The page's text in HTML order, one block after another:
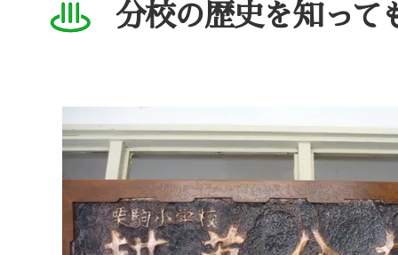
分校の歴史を知っ